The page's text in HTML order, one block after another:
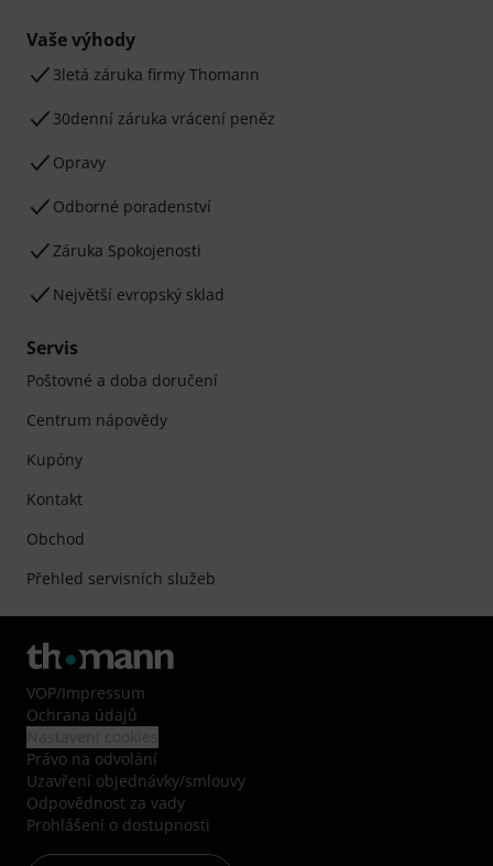
Vaše výhody
3letá záruka firmy Thomann
30denní záruka vrácení peněz
Opravy
Odborné poradenství
Záruka Spokojenosti
Největší evropský sklad
Servis
Poštovné a doba doručení
Centrum nápovědy
Kupóny
Kontakt
Obchod
Přehled servisních služeb
VOP/Impressum
Ochrana údajů
Právo na odvolání
Uzavření objednávky/smlouvy
Odpovědnost za vady
Prohlášení o dostupnosti